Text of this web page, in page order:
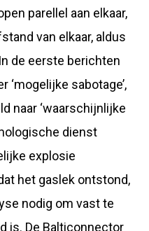
parellel aan elkaar,
van elkaar, aldus
de eerste berichten
‘mogelijke sabotage’,
naar ‘waarschijnlijke
dienst
explosie
het gaslek ontstond,
nodig om vast te
is. De Balticonnector